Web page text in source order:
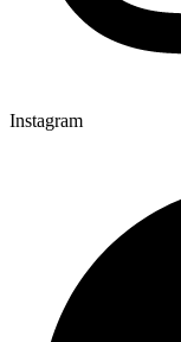
Instagram